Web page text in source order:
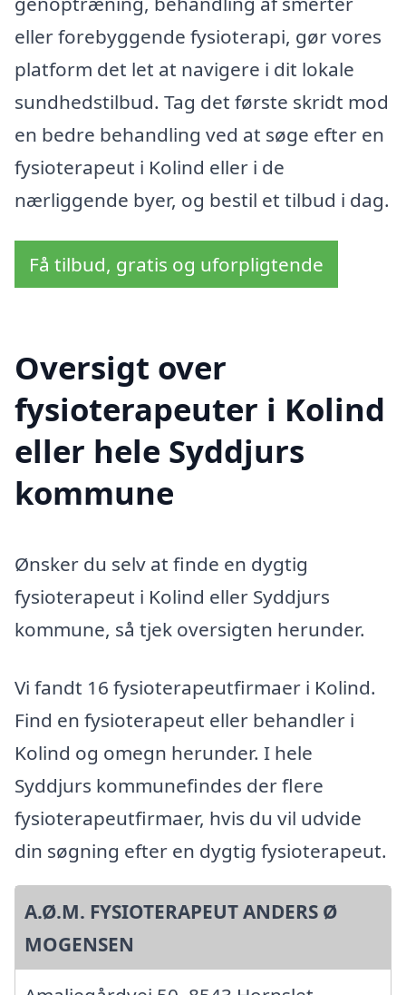
eller forebyggende fysioterapi, gør vores
platform det let at navigere i dit lokale
sundhedstilbud. Tag det første skridt mod
en bedre behandling ved at søge efter en
fysioterapeut i Kolind eller i de
nærliggende byer, og bestil et tilbud i dag.
Få tilbud, gratis og uforpligtende
Oversigt over
fysioterapeuter i Kolind
eller hele Syddjurs
kommune
Ønsker du selv at finde en dygtig
fysioterapeut i Kolind eller Syddjurs
kommune, så tjek oversigten herunder.
Vi fandt 16 fysioterapeutfirmaer i Kolind.
Find en fysioterapeut eller behandler i
Kolind og omegn herunder. I hele
Syddjurs kommunefindes der flere
fysioterapeutfirmaer, hvis du vil udvide
din søgning efter en dygtig fysioterapeut.
A.Ø.M. FYSIOTERAPEUT ANDERS Ø
MOGENSEN